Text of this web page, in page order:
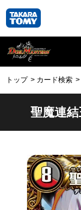
トップ カード検索
聖魔連